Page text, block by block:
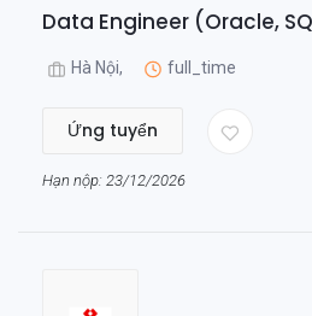
Data Engineer (Oracle,
Hà Nội, full_time
Ứng tuyển
Hạn nộp: 23/12/2026